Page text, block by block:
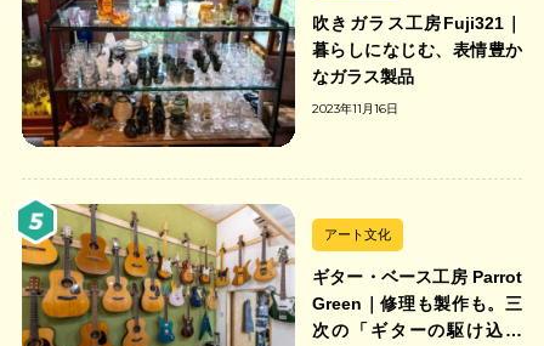
吹きガラス工房Fuji321｜
暮らしになじむ、表情豊か
なガラス製品
2023年11月16日
アート文化
ギター・ベース工房 Parrot
Green｜修理も製作も。三
次の「ギターの駆け込み